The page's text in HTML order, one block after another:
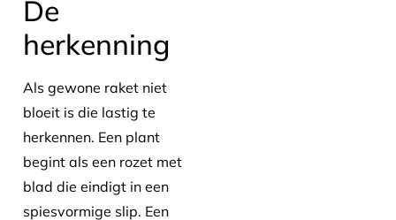
De
herkenning
Als gewone raket niet
bloeit is die lastig te
herkennen. Een plant
begint als een rozet met
blad die eindigt in een
spiesvormige slip. Een